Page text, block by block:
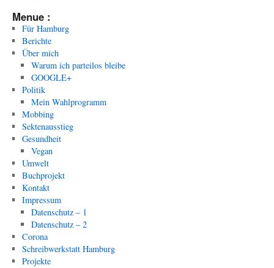
Menue :
Für Hamburg
Berichte
Über mich
Warum ich parteilos bleibe
GOOGLE+
Politik
Mein Wahlprogramm
Mobbing
Sektenausstieg
Gesundheit
Vegan
Umwelt
Buchprojekt
Kontakt
Impressum
Datenschutz – 1
Datenschutz – 2
Corona
Schreibwerkstatt Hamburg
Projekte